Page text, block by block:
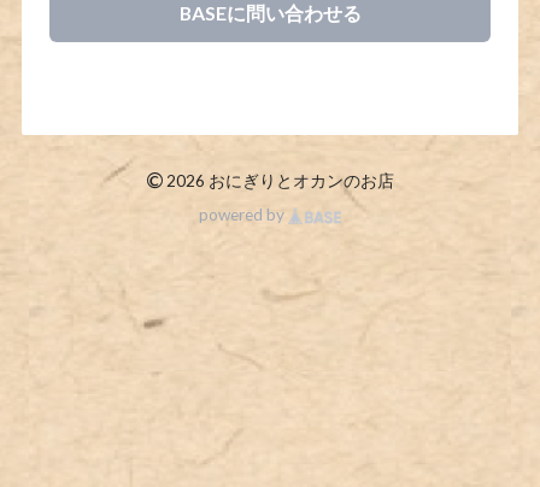
BASEに問い合わせる
© 2026 おにぎりとオカンのお店
powered by